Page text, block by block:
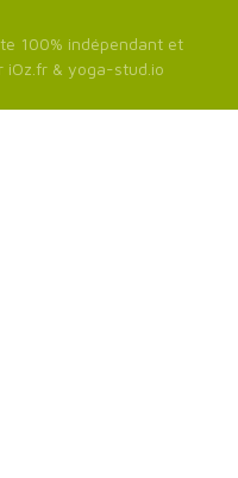
100% indépendant et
iOz.fr & yoga-stud.io